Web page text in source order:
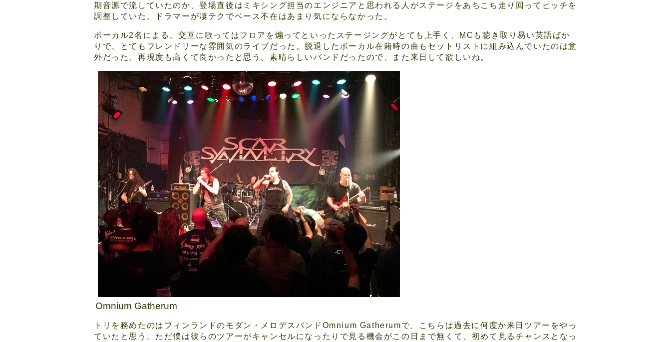
期音源で流していたのか、登場直後はミキシング担当のエンジニアと思われる人がステージをあちこち走り回ってピッチを
調整していた。ドラマーが凄テクでベース不在はあまり気にならなかった。
ボーカル2名による、交互に歌ってはフロアを煽ってといったステージングがとても上手く、MCも聴き取り易い英語ばか
りで、とてもフレンドリーな雰囲気のライブだった。脱退したボーカル在籍時の曲もセットリストに組み込んでいたのは意
外だった。再現度も高くて良かったと思う。素晴らしいバンドだったので、また来日して欲しいね。
Omnium Gatherum
トリを務めたのはフィンランドのモダン・メロデスバンドOmnium Gatherumで、こちらは過去に何度か来日ツアーをやっ
ていたと思う。ただ僕は彼らのツアーがキャンセルになったりで見る機会がこの日まで無くて、初めて見るチャンスとなっ